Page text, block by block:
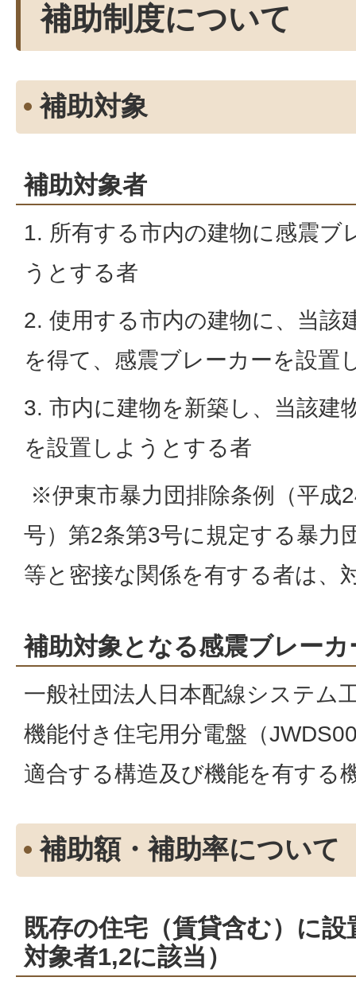
補助制度について
補助対象
補助対象者
1. 所有する市内の建物に感震ブ
うとする者
2. 使用する市内の建物に、当該
を得て、感震ブレーカーを設置
3. 市内に建物を新築し、当該建
を設置しようとする者
※伊東市暴力団排除条例（平成
号）第2条第3号に規定する暴力
等と密接な関係を有する者は、
補助対象となる感震ブレーカ
一般社団法人日本配線システム
機能付き住宅用分電盤（
適合する構造及び機能を有する
補助額・補助率について
既存の住宅（賃貸含む）に
対象者1,2に該当）